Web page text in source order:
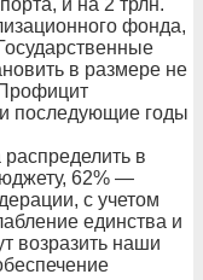
и на 2 трлн.
фонда,
в размере не
последующие годы
в
62% —
с учетом
единства и
возразить наши